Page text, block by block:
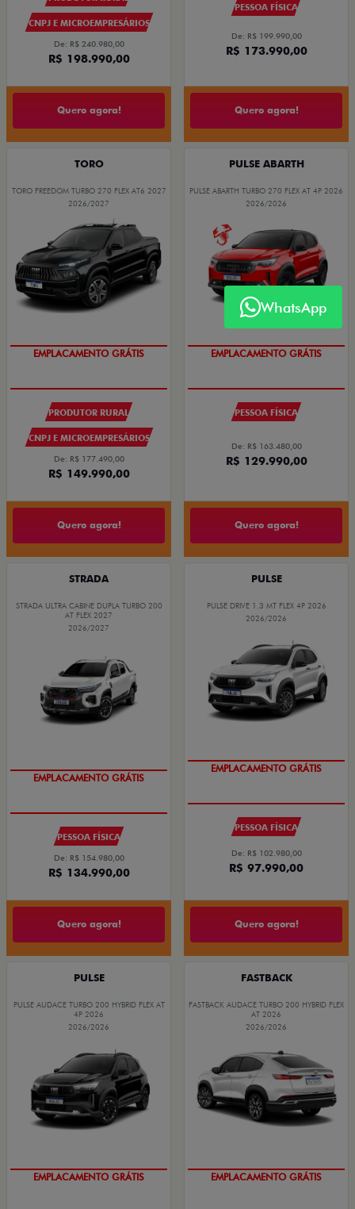
CNPJ E MICROEMPRESÁRIOS
De: R$ 240.980,00
R$ 198.990,00
Quero agora!
PESSOA FÍSICA
De: R$ 199.990,00
R$ 173.990,00
Quero agora!
TORO
TORO FREEDOM TURBO 270 FLEX AT6 2027
2026/2027
EMPLACAMENTO GRÁTIS
PRODUTOR RURAL
CNPJ E MICROEMPRESÁRIOS
De: R$ 177.490,00
R$ 149.990,00
Quero agora!
PULSE ABARTH
PULSE ABARTH TURBO 270 FLEX AT 4P 2026
2026/2026
EMPLACAMENTO GRÁTIS
PESSOA FÍSICA
De: R$ 163.480,00
R$ 129.990,00
Quero agora!
STRADA
STRADA ULTRA CABINE DUPLA TURBO 200
AT FLEX 2027
2026/2027
EMPLACAMENTO GRÁTIS
PESSOA FÍSICA
De: R$ 154.980,00
R$ 134.990,00
Quero agora!
PULSE
PULSE DRIVE 1.3 MT FLEX 4P 2026
2026/2026
EMPLACAMENTO GRÁTIS
PESSOA FÍSICA
De: R$ 102.980,00
R$ 97.990,00
Quero agora!
PULSE
PULSE AUDACE TURBO 200 HYBRID FLEX AT
4P 2026
2026/2026
EMPLACAMENTO GRÁTIS
FASTBACK
FASTBACK AUDACE TURBO 200 HYBRID FLEX
AT 2026
2026/2026
EMPLACAMENTO GRÁTIS
WhatsApp